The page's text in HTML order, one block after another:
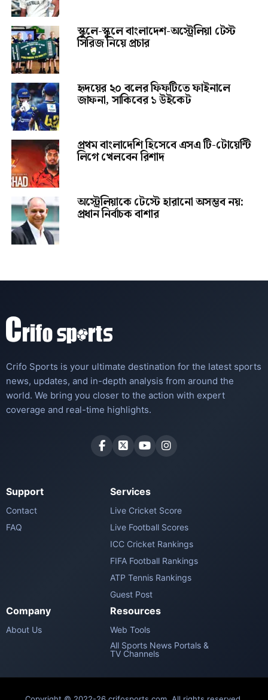
স্কুলে-স্কুলে বাংলাদেশ-অস্ট্রেলিয়া টেস্ট
সিরিজ নিয়ে প্রচার
হৃদয়ের ২০ বলের ফিফটিতে ফাইনালে
জাফনা, সাকিবের ১ উইকেট
প্রথম বাংলাদেশি হিসেবে এসএ টি-টোয়েন্টি
লিগে খেলবেন রিশাদ
অস্ট্রেলিয়াকে টেস্টে হারানো অসম্ভব নয়:
প্রধান নির্বাচক বাশার
Crifo Sports is your ultimate destination for the latest sports
news, updates, and in-depth analysis from around the
world. We bring you closer to the action with expert
coverage and real-time highlights.
Support
Contact
FAQ
Services
Live Cricket Score
Live Football Scores
ICC Cricket Rankings
FIFA Football Rankings
ATP Tennis Rankings
Guest Post
Company
About Us
Resources
Web Tools
All Sports News Portals &
TV Channels